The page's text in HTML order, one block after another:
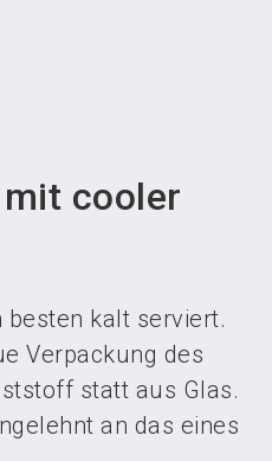
cooler
kalt serviert.
Verpackung des
statt aus Glas.
an das eines